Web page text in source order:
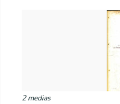
2 medias